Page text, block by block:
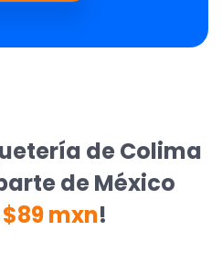
de Colima
de México
mxn!